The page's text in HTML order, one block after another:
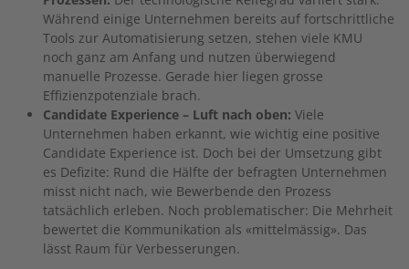
Während einige Unternehmen bereits auf fortschrittliche
Tools zur Automatisierung setzen, stehen viele KMU
noch ganz am Anfang und nutzen überwiegend
manuelle Prozesse. Gerade hier liegen grosse
Effizienzpotenziale brach.
Candidate Experience – Luft nach oben: Viele
Unternehmen haben erkannt, wie wichtig eine positive
Candidate Experience ist. Doch bei der Umsetzung gibt
es Defizite: Rund die Hälfte der befragten Unternehmen
misst nicht nach, wie Bewerbende den Prozess
tatsächlich erleben. Noch problematischer: Die Mehrheit
bewertet die Kommunikation als «mittelmässig». Das
lässt Raum für Verbesserungen.